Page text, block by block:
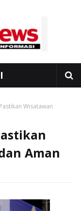
Wisatawan
Aman